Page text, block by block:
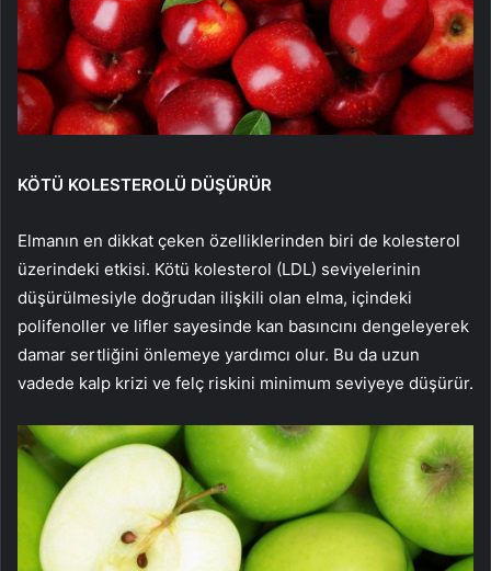
KÖTÜ KOLESTEROLÜ DÜŞÜRÜR
Elmanın en dikkat çeken özelliklerinden biri de kolesterol
üzerindeki etkisi. Kötü kolesterol (LDL) seviyelerinin
düşürülmesiyle doğrudan ilişkili olan elma, içindeki
polifenoller ve lifler sayesinde kan basıncını dengeleyerek
damar sertliğini önlemeye yardımcı olur. Bu da uzun
vadede kalp krizi ve felç riskini minimum seviyeye düşürür.